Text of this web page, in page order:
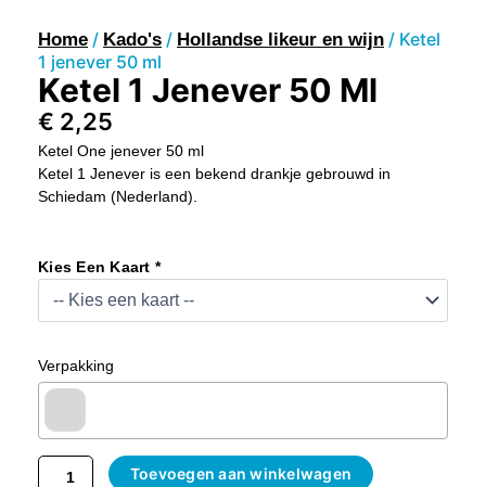
Home / Kado's / Hollandse likeur en wijn / Ketel
1 jenever 50 ml
Ketel 1 Jenever 50 Ml
€ 2,25
Ketel One jenever 50 ml
Ketel 1 Jenever is een bekend drankje gebrouwd in
Schiedam (Nederland).
Kies Een Kaart *
Verpakking
1
Jenever
50
Ml
Toevoegen aan winkelwagen